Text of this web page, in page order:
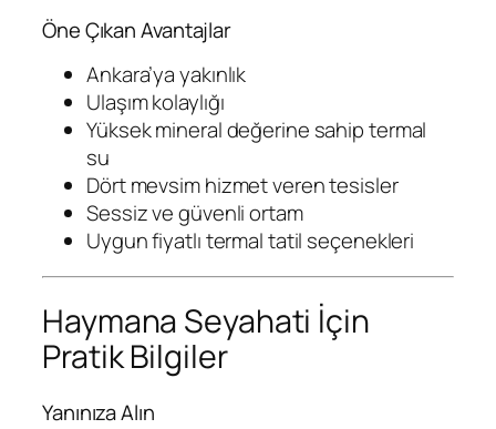
Öne Çıkan Avantajlar
Ankara’ya yakınlık
Ulaşım kolaylığı
Yüksek mineral değerine sahip termal
su
Dört mevsim hizmet veren tesisler
Sessiz ve güvenli ortam
Uygun fiyatlı termal tatil seçenekleri
Haymana Seyahati İçin
Pratik Bilgiler
Yanınıza Alın